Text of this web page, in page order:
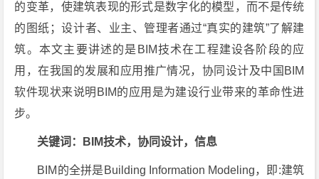
的变革，使建筑表现的形式是数字化的模型，而不是传统
的图纸；设计者、业主、管理者通过“真实的建筑”了解建
筑。本文主要讲述的是BIM技术在工程建设各阶段的应
用，在我国的发展和应用推广情况，协同设计及中国BIM
软件现状来说明BIM的应用是为建设行业带来的革命性进
步。
关键词：BIM技术，协同设计，信息
BIM的全拼是Building Information Modeling，即:建筑